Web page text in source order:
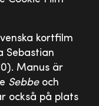
kortfilm
Sebastian
Manus är
Sebbeoch
också på plats